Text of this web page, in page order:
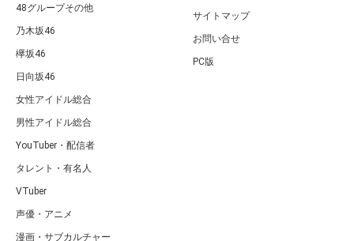
48グループその他
乃木坂46
欅坂46
日向坂46
女性アイドル総合
男性アイドル総合
YouTuber・配信者
タレント・有名人
VTuber
声優・アニメ
漫画・サブカルチャー
サイトマップ
お問い合せ
PC版